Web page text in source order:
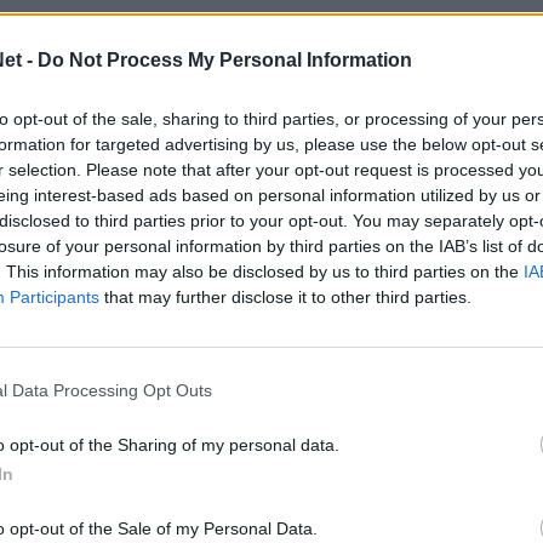
- Do Not Process My Personal Information
opt-out of the sale, sharing to third parties, or processing of your
for targeted advertising by us, please use the below opt-out
selection. Please note that after your opt-out request is processed
interest-based ads based on personal information utilized by us
to third parties prior to your opt-out. You may separately
of your personal information by third parties on the IAB’s list of
This information may also be disclosed by us to third parties on the
Participants that may further disclose it to other third parties.
Data Processing Opt Outs
opt-out of the Sharing of my personal data.
opt-out of the Sale of my Personal Data.
ΠΑΣ Γιάννινα,σε ένα κρίσιμο ματς για την
προβλήματα η αποστολή των
θα παραταχθούν χωρίς τους Λεό,
στοΑλκαζάρτονΠαναιτωλικό,σε ένα
να είναι μονόδρομος. Εκπλήξεις και αλλαγές
Μπάγιτς να μένει εκτός και τον Σουλούκο
Τσόσιτς και Καρανίκας, ενώ
Μούζεκ. Ο Φέστα εκτός και τους Σπαρβ και
Τρούγιτς! Ο
αποστολής τον τραυματία Μπαρμπόσα
Ματσόλα, Γιάκολις.
στη